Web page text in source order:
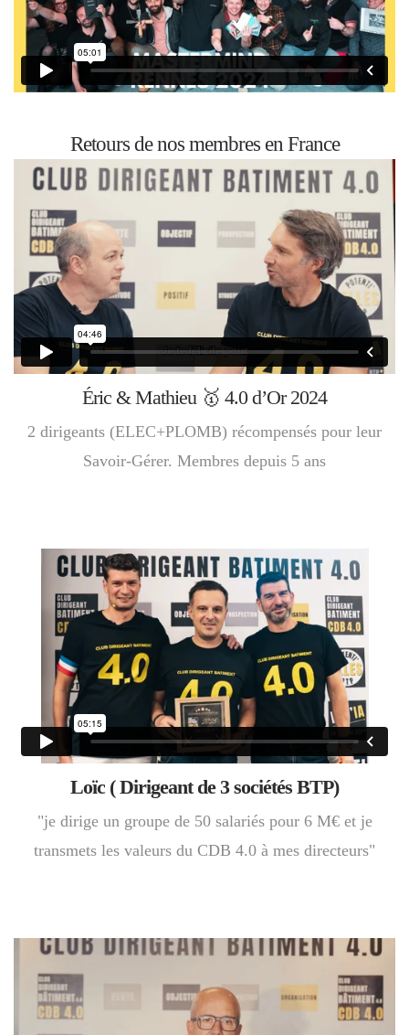
Retours de nos membres en France
Éric & Mathieu 🥇 4.0 d’Or 2024
2 dirigeants (ELEC+PLOMB) récompensés pour leur
Savoir-Gérer. Membres depuis 5 ans
Loïc ( Dirigeant de 3 sociétés BTP)
"je dirige un groupe de 50 salariés pour 6 M€ et je
transmets les valeurs du CDB 4.0 à mes directeurs"